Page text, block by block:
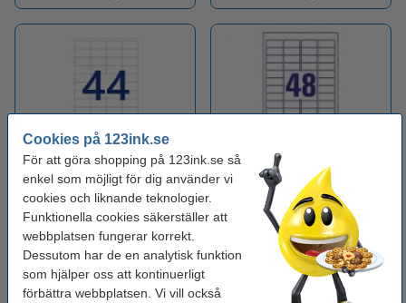
Cookies på 123ink.se
För att göra shopping på 123ink.se så
enkel som möjligt för dig använder vi
cookies och liknande teknologier.
Funktionella cookies säkerställer att
webbplatsen fungerar korrekt.
Dessutom har de en analytisk funktion
som hjälper oss att kontinuerligt
förbättra webbplatsen. Vi vill också
44 per ark (48,3 x 25,4
mm)
48 per ark (45,7 x 21
mm)